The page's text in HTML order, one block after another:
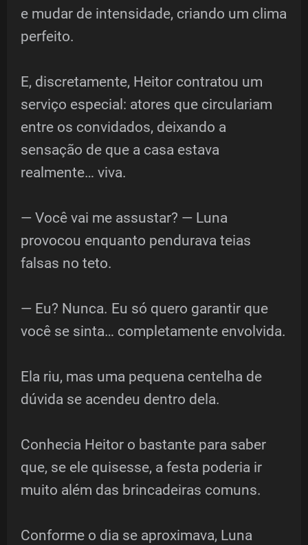
e mudar de intensidade, criando um clima
perfeito.
E, discretamente, Heitor contratou um
serviço especial: atores que circulariam
entre os convidados, deixando a
sensação de que a casa estava
realmente… viva.
— Você vai me assustar? — Luna
provocou enquanto pendurava teias
falsas no teto.
— Eu? Nunca. Eu só quero garantir que
você se sinta… completamente envolvida.
Ela riu, mas uma pequena centelha de
dúvida se acendeu dentro dela.
Conhecia Heitor o bastante para saber
que, se ele quisesse, a festa poderia ir
muito além das brincadeiras comuns.
Conforme o dia se aproximava, Luna